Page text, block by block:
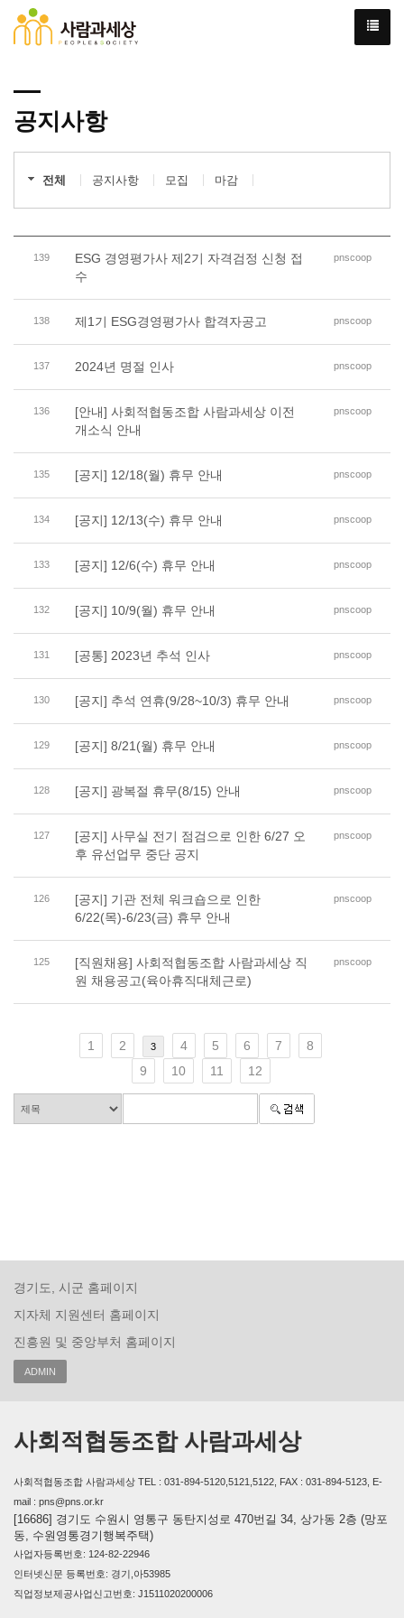
공지사항
전체 공지사항 모집 마감
139
ESG 경영평가사 제2기 자격검정 신청 접
수
pnscoop
138 제1기 ESG경영평가사 합격자공고 pnscoop
137 2024년 명절 인사 pnscoop
136
[안내] 사회적협동조합 사람과세상 이전
개소식 안내
pnscoop
135 [공지] 12/18(월) 휴무 안내 pnscoop
134 [공지] 12/13(수) 휴무 안내 pnscoop
133 [공지] 12/6(수) 휴무 안내 pnscoop
132 [공지] 10/9(월) 휴무 안내 pnscoop
131 [공통] 2023년 추석 인사 pnscoop
130 [공지] 추석 연휴(9/28~10/3) 휴무 안내 pnscoop
129 [공지] 8/21(월) 휴무 안내 pnscoop
128 [공지] 광복절 휴무(8/15) 안내 pnscoop
127
[공지] 사무실 전기 점검으로 인한 6/27 오
후 유선업무 중단 공지
pnscoop
126
[공지] 기관 전체 워크숍으로 인한
6/22(목)-6/23(금) 휴무 안내
pnscoop
125
[직원채용] 사회적협동조합 사람과세상 직
원 채용공고(육아휴직대체근로)
pnscoop
1 2 3 4 5 6 7
8
9
10 11 12
경기도, 시군 홈페이지
지자체 지원센터 홈페이지
진흥원 및 중앙부처 홈페이지
ADMIN
사회적협동조합 사람과세상
사회적협동조합 사람과세상 TEL : 031-894-5120,5121,5122, FAX : 031-894-5123, E-
mail : pns@pns.or.kr
[16686] 경기도 수원시 영통구 동탄지성로 470번길 34, 상가동 2층 (망포
동, 수원영통경기행복주택)
사업자등록번호: 124-82-22946
인터넷신문 등록번호: 경기,아53985
직업정보제공사업신고번호: J1511020200006